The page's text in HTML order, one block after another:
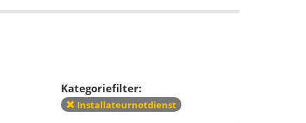
Kategoriefilter:
Installateurnotdienst